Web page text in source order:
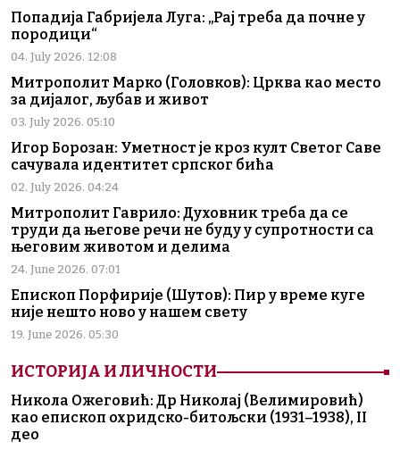
Попадија Габријела Луга: „Рај треба да почне у
породици“
04. July 2026. 12:08
Митрополит Марко (Головков): Црква као место
за дијалог, љубав и живот
03. July 2026. 05:10
Игор Борозан: Уметност је кроз култ Светог Саве
сачувала идентитет српског бића
02. July 2026. 04:24
Митрополит Гаврило: Духовник треба да се
труди да његове речи не буду у супротности са
његовим животом и делима
24. June 2026. 07:01
Епископ Порфирије (Шутов): Пир у време куге
није нешто ново у нашем свету
19. June 2026. 05:30
ИСТОРИЈА И ЛИЧНОСТИ
Никола Ожеговић: Др Николај (Велимировић)
као епископ охридско-битољски (1931–1938), II
део